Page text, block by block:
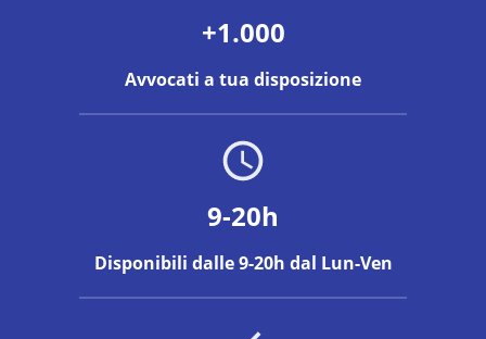
+1.000
Avvocati a tua disposizione
9-20h
Disponibili dalle 9-20h dal Lun-Ven